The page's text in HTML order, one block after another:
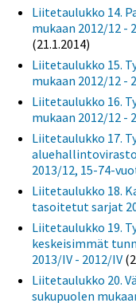
Liitetaulukko 14.
mukaan 2012/12 -
(21.1.2014)
Liitetaulukko 15.
mukaan 2012/12 -
Liitetaulukko 16.
mukaan 2012/12 -
Liitetaulukko 17.
2013/12, 15-74-
Liitetaulukko 18.
tasoitetut sarjat
Liitetaulukko 19.
keskeisimmät
2013/IV - 2012/IV
Liitetaulukko 20.
sukupuolen